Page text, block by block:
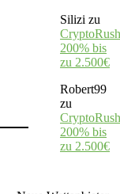
Silizi zu
200% bis
zu 2.500€
Robert99
zu
200% bis
zu 2.500€